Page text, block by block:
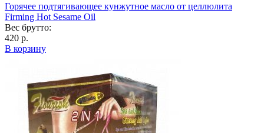
Горячее подтягивающее кунжутное масло от целлюлита
Firming Hot Sesame Oil
Вес брутто:
420 р.
В корзину